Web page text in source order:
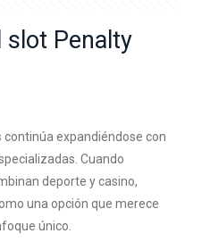
slot Penalty
expandiéndose con
Cuando
deporte y casino,
una opción que merece
único.